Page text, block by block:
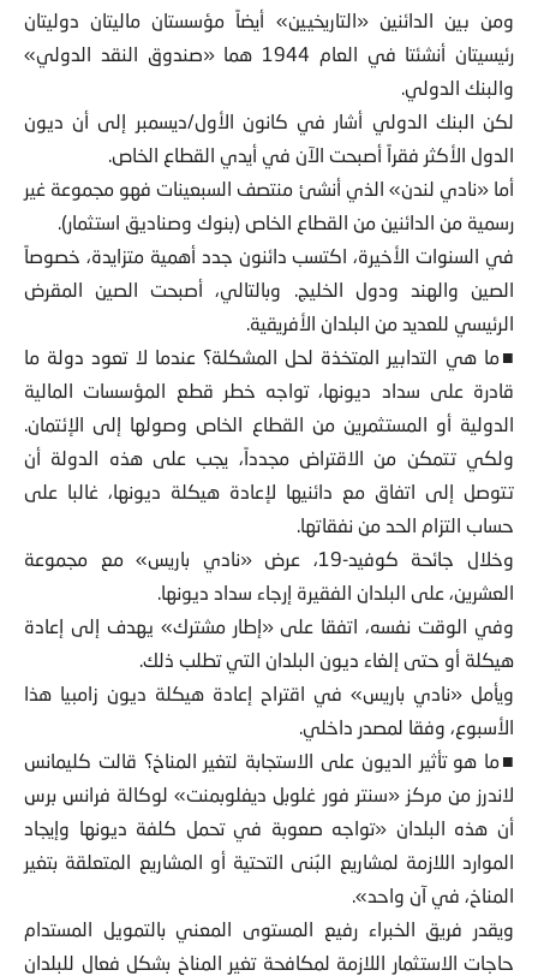
ومن بين الدائنين «التاريخيين» أيضاً مؤسستان ماليتان دوليتان
رئيسيتان أنشئتا في العام 1944 هما «صندوق النقد الدولي»
والبنك الدولي.
لكن البنك الدولي أشار في كانون الأول/ديسمبر إلى أن ديون
الدول الأكثر فقراً أصبحت الآن في أيدي القطاع الخاص.
أما «نادي لندن» الذي أنشئ منتصف السبعينات فهو مجموعة غير
رسمية من الدائنين من القطاع الخاص (بنوك وصناديق استثمار).
في السنوات الأخيرة، اكتسب دائنون جدد أهمية متزايدة، خصوصاً
الصين والهند ودول الخليج. وبالتالي، أصبحت الصين المقرض
الرئيسي للعديد من البلدان الأفريقية.
■ما هي التدابير المتخذة لحل المشكلة؟ عندما لا تعود دولة ما
قادرة على سداد ديونها، تواجه خطر قطع المؤسسات المالية
الدولية أو المستثمرين من القطاع الخاص وصولها إلى الإئتمان.
ولكي تتمكن من الاقتراض مجدداً، يجب على هذه الدولة أن
تتوصل إلى اتفاق مع دائنيها لإعادة هيكلة ديونها، غالبا على
حساب التزام الحد من نفقاتها.
وخلال جائحة كوفيد-19، عرض «نادي باريس» مع مجموعة
العشرين، على البلدان الفقيرة إرجاء سداد ديونها.
وفي الوقت نفسه، اتفقا على «إطار مشترك» يهدف إلى إعادة
هيكلة أو حتى إلغاء ديون البلدان التي تطلب ذلك.
ويأمل «نادي باريس» في اقتراح إعادة هيكلة ديون زامبيا هذا
الأسبوع، وفقا لمصدر داخلي.
■ما هو تأثير الديون على الاستجابة لتغير المناخ؟ قالت كليمانس
لاندرز من مركز «سنتر فور غلوبل ديفلوبمنت» لوكالة فرانس برس
أن هذه البلدان «تواجه صعوبة في تحمل كلفة ديونها وإيجاد
الموارد اللازمة لمشاريع البُنى التحتية أو المشاريع المتعلقة بتغير
المناخ، في آن واحد».
ويقدر فريق الخبراء رفيع المستوى المعني بالتمويل المستدام
حاجات الاستثمار اللازمة لمكافحة تغير المناخ بشكل فعال للبلدان